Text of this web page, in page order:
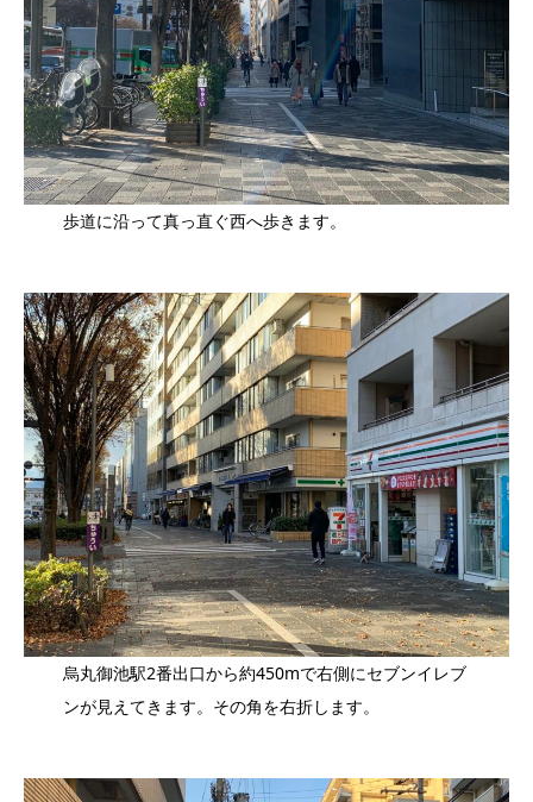
歩道に沿って真っ直ぐ⻄へ歩きます。
烏丸御池駅2番出口から約450mで右側にセブンイレブ
ンが見えてきます。その角を右折します。